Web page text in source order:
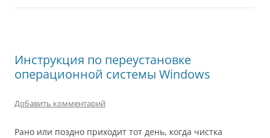
Инструкция по переустановке
операционной системы Windows
Добавить комментарий
Рано или поздно приходит тот день, когда чистка